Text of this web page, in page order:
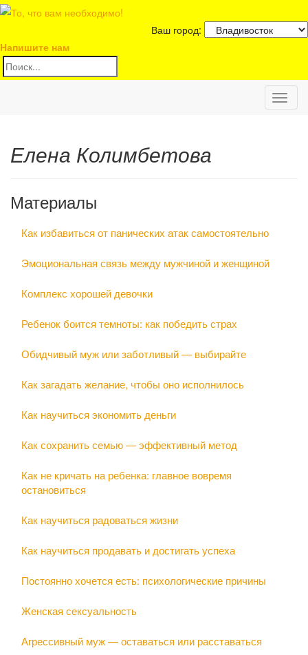
Ваш город:
Напишите нам
Елена Колимбетова
Материалы
Как избавиться от панических атак самостоятельно
Эмоциональная связь между мужчиной и женщиной
Комплекс хорошей девочки
Ребенок боится темноты: как победить страх
Обидчивый муж или заботливый — выбирайте
Как загадать желание, чтобы оно исполнилось
Как научиться экономить деньги
Как сохранить семью — эффективный метод
Как не кричать на ребенка: главное вовремя
остановиться
Как научиться радоваться жизни
Как научиться продавать и достигать успеха
Постоянно хочется есть: психологические причины
Женская сексуальность
Агрессивный муж — оставаться или расставаться